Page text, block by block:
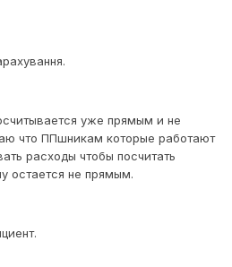
уже прямым и не
что ППшникам которые работают
расходы чтобы посчитать
остается не прямым.